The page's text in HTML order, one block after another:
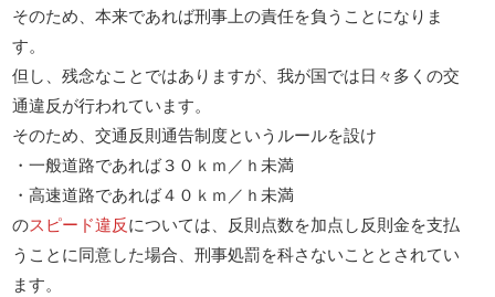
そのため、本来であれば刑事上の責任を負うことになりま
す。
但し、残念なことではありますが、我が国では日々多くの交
通違反が行われています。
そのため、交通反則通告制度というルールを設け
・一般道路であれば３０ｋｍ／ｈ未満
・高速道路であれば４０ｋｍ／ｈ未満
のスピード違反については、反則点数を加点し反則金を支払
うことに同意した場合、刑事処罰を科さないこととされてい
ます。